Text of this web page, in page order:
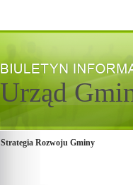
Urząd
Strategia Rozwoju Gminy